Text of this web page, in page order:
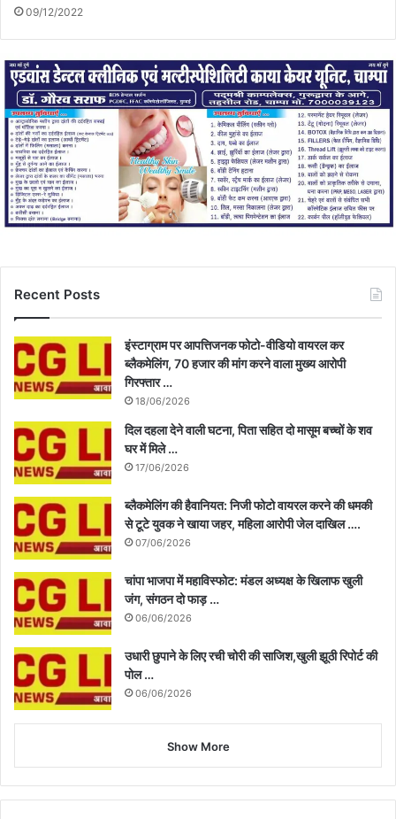
09/12/2022
Recent Posts
इंस्टाग्राम पर आपत्तिजनक फोटो-वीडियो वायरल कर
ब्लैकमेलिंग, 70 हजार की मांग करने वाला मुख्य आरोपी
गिरफ्तार …
18/06/2026
दिल दहला देने वाली घटना, पिता सहित दो मासूम बच्चों के शव
घर में मिले …
17/06/2026
ब्लैकमेलिंग की हैवानियत: निजी फोटो वायरल करने की धमकी
से टूटे युवक ने खाया जहर, महिला आरोपी जेल दाखिल ….
07/06/2026
चांपा भाजपा में महाविस्फोट: मंडल अध्यक्ष के खिलाफ खुली
जंग, संगठन दो फाड़ …
06/06/2026
उधारी छुपाने के लिए रची चोरी की साजिश,खुली झूठी रिपोर्ट की
पोल …
06/06/2026
Show More